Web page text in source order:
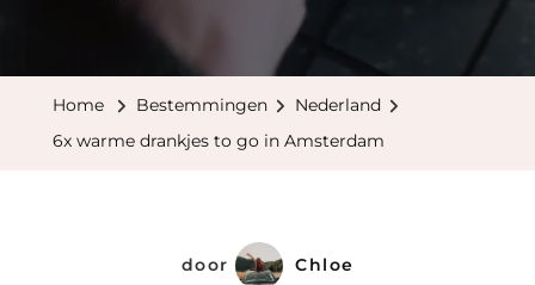
Warme
Home Bestemmingen
Nederland
6x warme drankjes to go in Amsterdam
door Chloe